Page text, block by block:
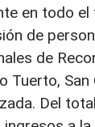
en todo
de
de
Tuerto,
Del